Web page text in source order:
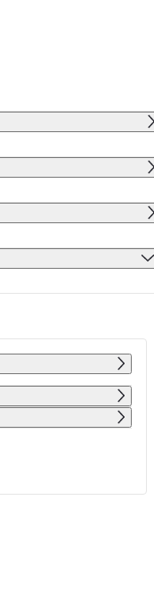
PÁ SO NE
4 5 6
11 12 13
7 819